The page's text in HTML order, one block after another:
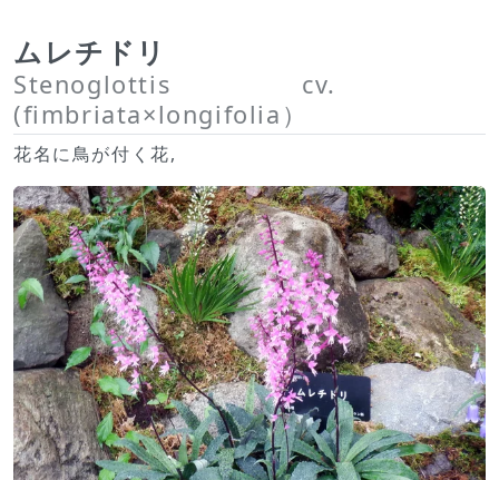
ムレチドリ
Stenoglottis cv.
(fimbriata×longifolia）
花名に鳥が付く花,